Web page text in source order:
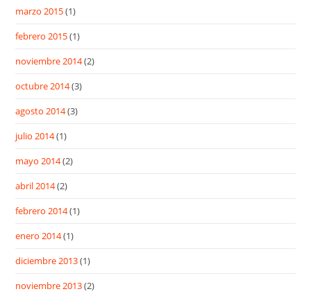
marzo 2015(1)
febrero 2015(1)
noviembre 2014(2)
octubre 2014(3)
agosto 2014(3)
julio 2014(1)
mayo 2014(2)
abril 2014(2)
febrero 2014(1)
enero 2014(1)
diciembre 2013(1)
noviembre 2013(2)